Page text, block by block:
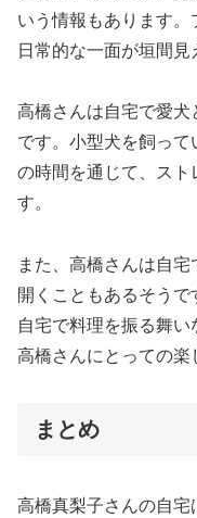
いう情報もあります。
日常的な一面が垣間見
高橋さんは自宅で愛犬
です。小型犬を飼っ
の時間を通じて、ス
す。
また、高橋さんは自
開くこともあるそうで
自宅で料理を振る舞い
高橋さんにとっての楽
まとめ
高橋真梨子さんの自宅